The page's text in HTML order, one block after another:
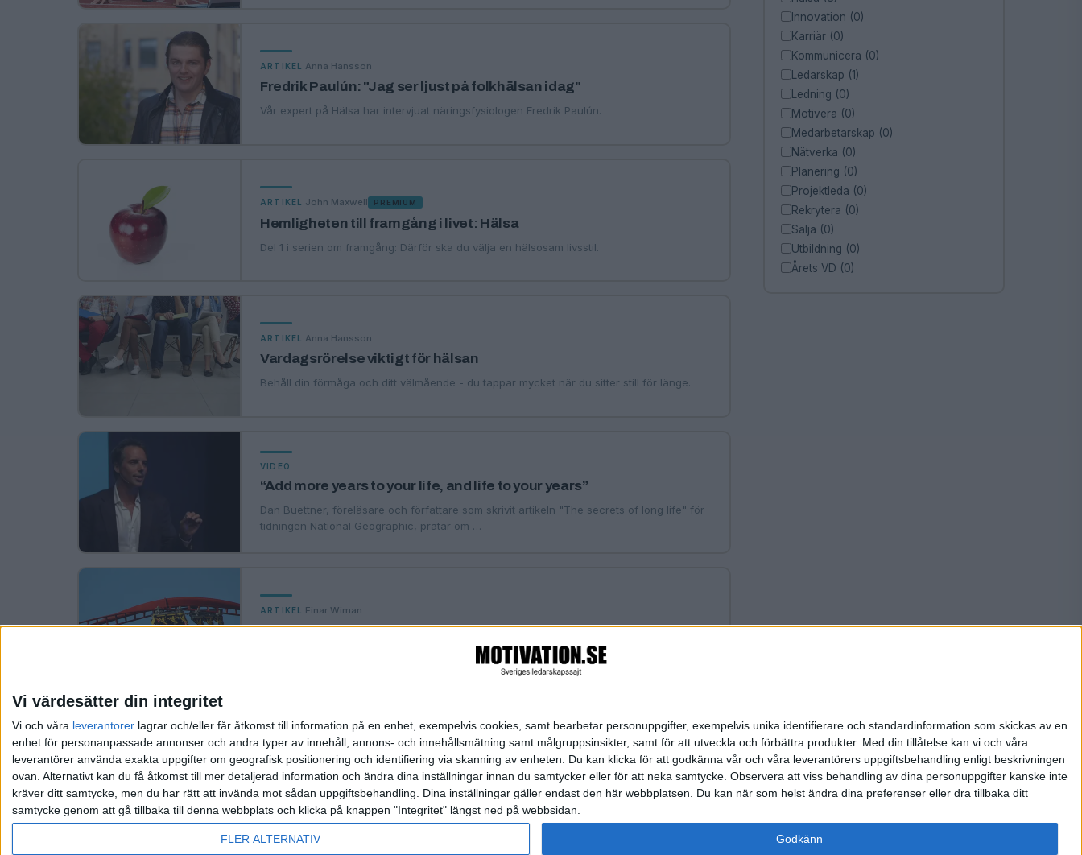
Vi värdesätter din integritet
Vi och våra leverantorer lagrar och/eller får åtkomst till information på en enhet, exempelvis cookies, samt bearbetar personuppgifter, exempelvis unika identifierare och standardinformation som skickas av en
enhet för personanpassade annonser och andra typer av innehåll, annons- och innehållsmätning samt målgruppsinsikter, samt för att utveckla och förbättra produkter. Med din tillåtelse kan vi och våra
leverantörer använda exakta uppgifter om geografisk positionering och identifiering via skanning av enheten. Du kan klicka för att godkänna vår och våra leverantörers uppgiftsbehandling enligt beskrivningen
ovan. Alternativt kan du få åtkomst till mer detaljerad information och ändra dina inställningar innan du samtycker eller för att neka samtycke. Observera att viss behandling av dina personuppgifter kanske inte
kräver ditt samtycke, men du har rätt att invända mot sådan uppgiftsbehandling. Dina inställningar gäller endast den här webbplatsen. Du kan när som helst ändra dina preferenser eller dra tillbaka ditt
samtycke genom att gå tillbaka till denna webbplats och klicka på knappen "Integritet" längst ned på webbsidan.
FLER ALTERNATIV Godkänn
ARTIKEL Anna Hansson
Fredrik Paulún: "Jag ser ljust på folkhälsan idag"
Vår expert på Hälsa har intervjuat näringsfysiologen Fredrik Paulún.
ARTIKEL John Maxwell PREMIUM
Hemligheten till framgång i livet: Hälsa
Del 1 i serien om framgång: Därför ska du välja en hälsosam livsstil.
ARTIKEL Anna Hansson
Vardagsrörelse viktigt för hälsan
Behåll din förmåga och ditt välmående - du tappar mycket när du sitter still för länge.
VIDEO
“Add more years to your life, and life to your years”
Dan Buettner, föreläsare och författare som skrivit artikeln "The secrets of long life" för
tidningen National Geographic, pratar om …
ARTIKEL Einar Wiman
Digital livsstil: Snabba kickar eller långsiktighet?
Lär dig att hantera det digitala flödet på ett medvetet sätt.
Innovation (0)
Karriär (0)
Kommunicera (0)
Ledarskap (1)
Ledning (0)
Motivera (0)
Medarbetarskap (0)
Nätverka (0)
Planering (0)
Projektleda (0)
Rekrytera (0)
Sälja (0)
Utbildning (0)
Årets VD (0)
Om ossAnnonsera